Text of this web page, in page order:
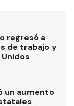
regresó a
de trabajo y
un aumento